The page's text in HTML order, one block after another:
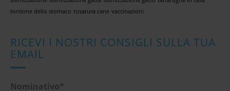
torsione dello stomaco tosatura cane vaccinazioni
RICEVI I NOSTRI CONSIGLI SULLA TUA
EMAIL
Nominativo*